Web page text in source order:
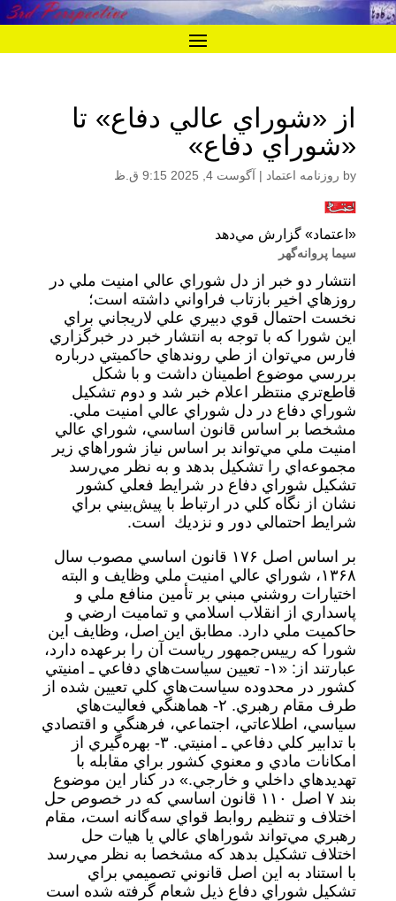
از «شوراي عالي دفاع» تا
«شوراي دفاع»
by روزنامه اعتماد | آگوست 4, 2025 9:15 ق.ظ
«اعتماد» گزارش مي‌دهد
سيما پروانه‌گهر
انتشار دو خبر از دل شوراي عالي امنيت ملي در
روزهاي اخير بازتاب فراواني داشته است؛
نخست احتمال قوي دبيري علي لاريجاني براي
اين شورا كه با توجه به انتشار خبر در خبرگزاري
فارس مي‌توان از طي روندهاي حاكميتي درباره
بررسي موضوع اطمينان داشت و با شکل
قاطع‌تري منتظر اعلام خبر شد و دوم تشكيل
شوراي دفاع در دل شوراي عالي امنيت ملي.
مشخصا بر اساس قانون اساسي، شوراي عالي
امنيت ملي مي‌تواند بر اساس نياز شوراهاي زير
مجموعه‌اي را تشكيل بدهد و به نظر مي‌رسد
تشكيل شوراي دفاع در شرايط فعلي كشور
نشان از نگاه كلي در ارتباط با پيش‌بيني براي
شرايط احتمالي دور و نزديك است.
بر اساس اصل ۱۷۶ قانون اساسي مصوب سال
۱۳۶۸، شوراي عالي امنيت ملي وظايف و البته
اختيارات روشني مبني بر تأمين منافع ملي و
پاسداري از انقلاب اسلامي و تماميت ارضي و
حاكميت ملي دارد. مطابق اين اصل، وظايف اين
شورا كه رييس‌جمهور رياست آن را برعهده دارد،
عبارتند از: «۱- تعيين سياست‌هاي دفاعي ـ امنيتي
كشور در محدوده سياست‌هاي كلي تعيين شده از
طرف مقام رهبري. ۲- هماهنگي فعاليت‌هاي
سياسي، اطلاعاتي، اجتماعي، فرهنگي و اقتصادي
با تدابير كلي دفاعي ـ امنيتي. ۳- بهره‌گيري از
امكانات مادي و معنوي كشور براي مقابله با
تهديدهاي داخلي و خارجي.» در كنار اين موضوع
بند ۷ اصل ۱۱۰ قانون اساسي كه در خصوص حل
اختلاف و تنظيم روابط قواي سه‌گانه است، مقام
رهبري مي‌تواند شوراهاي عالي يا هيات حل
اختلاف تشكيل بدهد كه مشخصا به نظر مي‌رسد
با استناد به اين اصل قانوني تصميمي براي
تشكيل شوراي دفاع ذيل شعام گرفته شده است